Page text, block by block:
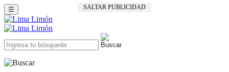
SALTAR PUBLICIDAD
☰